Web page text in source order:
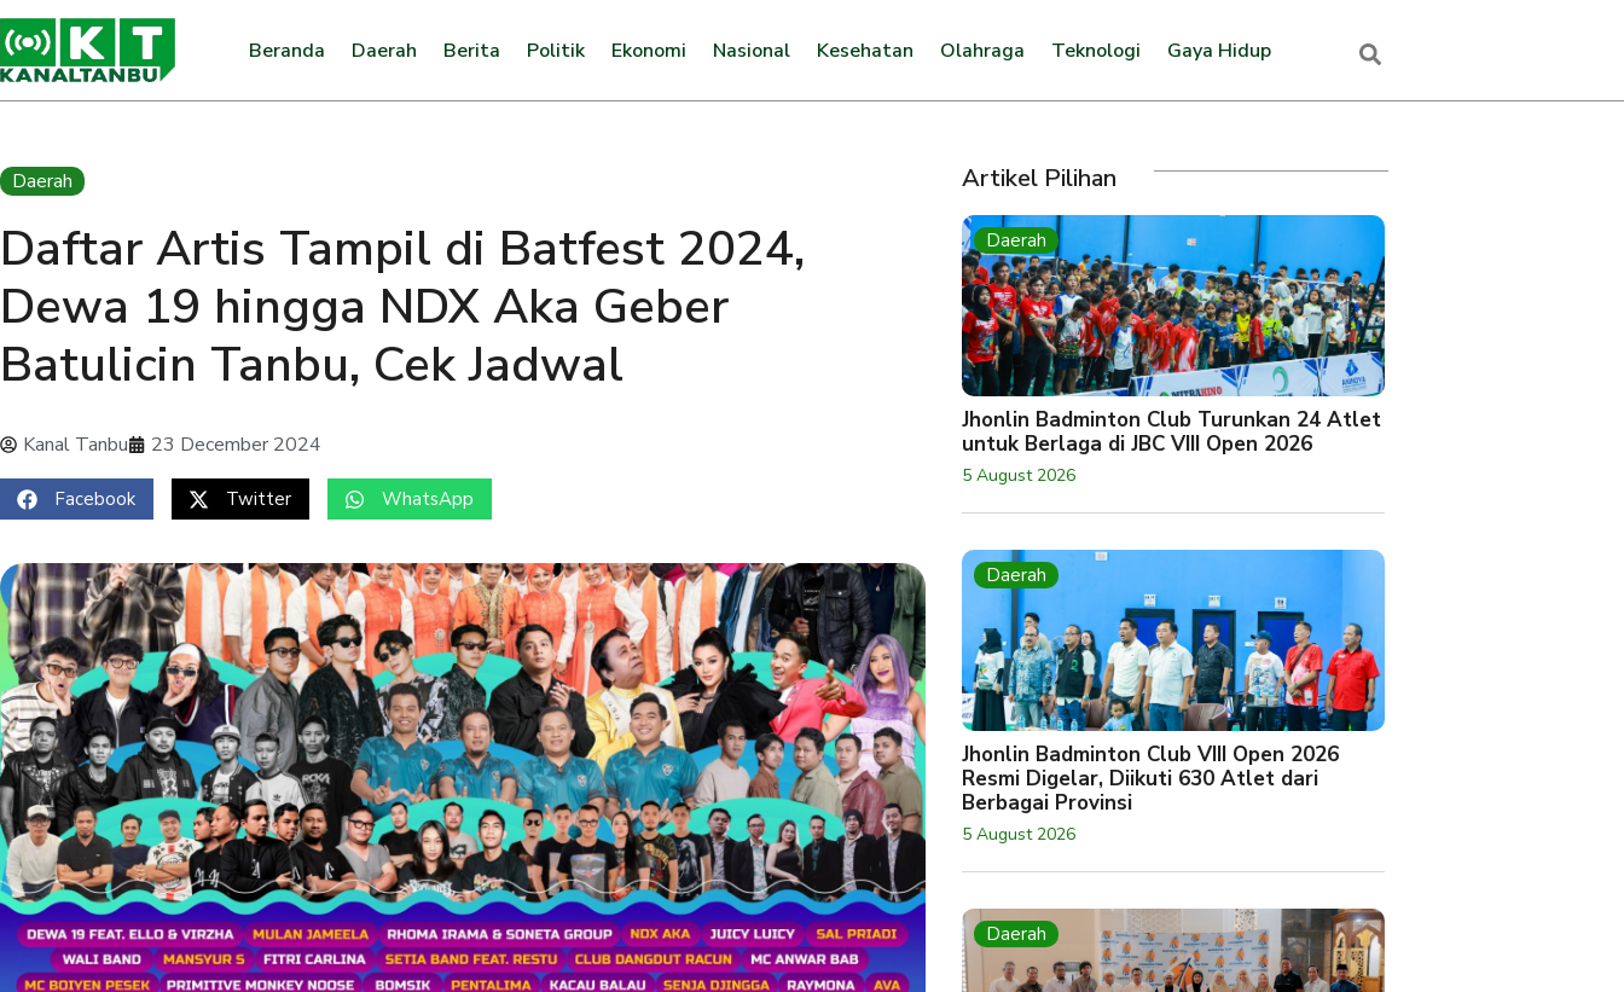
Beranda Daerah Berita Politik Ekonomi Nasional Kesehatan Olahraga Teknologi Gaya Hidup
Daerah
Daftar Artis Tampil di Batfest 2024,
Dewa 19 hingga NDX Aka Geber
Batulicin Tanbu, Cek Jadwal
Kanal Tanbu 23 December 2024
Facebook Twitter WhatsApp
Artikel Pilihan
Daerah
Jhonlin Badminton Club Turunkan 24 Atlet
untuk Berlaga di JBC VIII Open 2026
5 August 2026
Daerah
Jhonlin Badminton Club VIII Open 2026
Resmi Digelar, Diikuti 630 Atlet dari
Berbagai Provinsi
5 August 2026
Daerah